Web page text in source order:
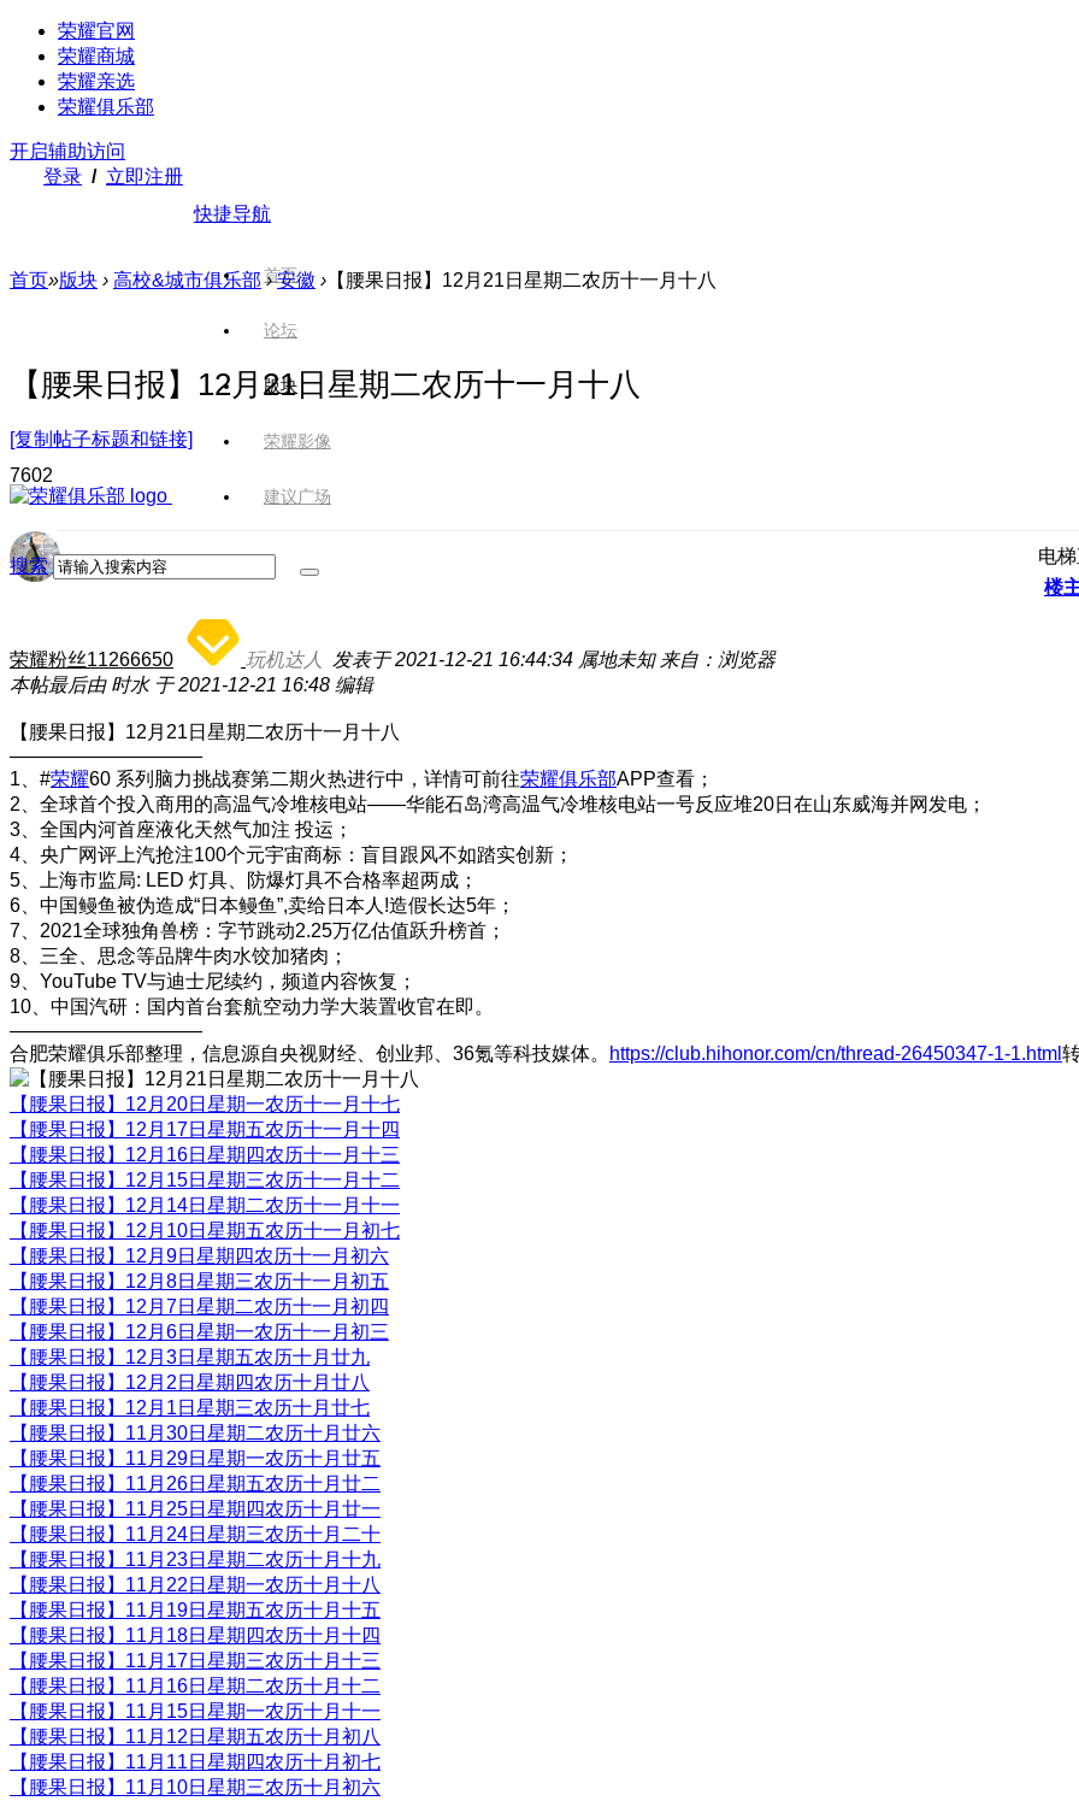
荣耀官网
荣耀商城
荣耀亲选
荣耀俱乐部
开启辅助访问
登录 / 立即注册
快捷导航
首页
论坛
版块
荣耀影像
建议广场
搜索
首页»版块 › 高校&城市俱乐部 › 安徽 › 【腰果日报】12月21日星期二农历十一月十八
【腰果日报】12月21日星期二农历十一月十八
[复制帖子标题和链接]
7602
电
楼
荣耀粉丝11266650 玩机达人 发表于 2021-12-21 16:44:34 属地未知 来自：浏览器
本帖最后由 时水 于 2021-12-21 16:48 编辑
【腰果日报】12月21日星期二农历十一月十八
——————————
1、#荣耀60 系列脑力挑战赛第二期火热进行中，详情可前往荣耀俱乐部APP查看；
2、全球首个投入商用的高温气冷堆核电站——华能石岛湾高温气冷堆核电站一号反应堆20日在山东威海并网发电；
3、全国内河首座液化天然气加注 投运；
4、​央广网评上汽抢注100个元宇宙商标：盲目跟风不如踏实创新；
5、上海市监局: LED 灯具、防爆灯具不合格率超两成；
6、中国鳗鱼被伪造成“日本鳗鱼”,卖给日本人!造假长达5年；
7、2021全球独角兽榜：字节跳动2.25万亿估值跃升榜首；
8、三全、思念等品牌牛肉水饺加猪肉；
9、YouTube TV与迪士尼续约，频道内容恢复；
10、中国汽研：国内首台套航空动力学大装置收官在即。
——————————
合肥荣耀俱乐部整理，信息源自央视财经、创业邦、36氪等科技媒体。
https://club.hihonor.com/cn/thread-26450347-1-1.html
【腰果日报】12月20日星期一农历十一月十七
【腰果日报】12月17日星期五农历十一月十四
【腰果日报】12月16日星期四农历十一月十三
【腰果日报】12月15日星期三农历十一月十二
【腰果日报】12月14日星期二农历十一月十一
【腰果日报】12月10日星期五农历十一月初七
【腰果日报】12月9日星期四农历十一月初六
【腰果日报】12月8日星期三农历十一月初五
【腰果日报】12月7日星期二农历十一月初四
【腰果日报】12月6日星期一农历十一月初三
【腰果日报】12月3日星期五农历十月廿九
【腰果日报】12月2日星期四农历十月廿八
【腰果日报】12月1日星期三农历十月廿七
【腰果日报】11月30日星期二农历十月廿六
【腰果日报】11月29日星期一农历十月廿五
【腰果日报】11月26日星期五农历十月廿二
【腰果日报】11月25日星期四农历十月廿一
【腰果日报】11月24日星期三农历十月二十
【腰果日报】11月23日星期二农历十月十九
【腰果日报】11月22日星期一农历十月十八
【腰果日报】11月19日星期五农历十月十五
【腰果日报】11月18日星期四农历十月十四
【腰果日报】11月17日星期三农历十月十三
【腰果日报】11月16日星期二农历十月十二
【腰果日报】11月15日星期一农历十月十一
【腰果日报】11月12日星期五农历十月初八
【腰果日报】11月11日星期四农历十月初七
【腰果日报】11月10日星期三农历十月初六